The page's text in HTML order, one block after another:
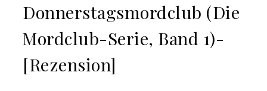
Donnerstagsmordclub (Die
Mordclub-Serie, Band 1)-
[Rezension]